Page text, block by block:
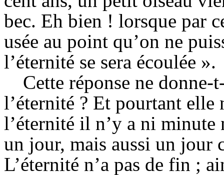
bec. Eh bien ! lorsque par
usée au point qu’on ne
l’éternité se sera écoulée ».
Cette réponse ne
l’éternité ? Et pourtant elle
l’éternité il n’y a ni minute
un jour, mais aussi un jour
L’éternité n’a pas de fin ;